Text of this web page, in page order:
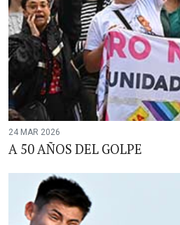
24 MAR 2026
A 50 AÑOS DEL GOLPE